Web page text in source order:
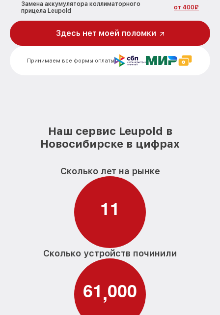
Замена аккумулятора коллиматорного
прицела Leupold
от 400₽
Замена USB порта коллиматорного
прицела Leupold
Ремонт встроенного дальномера и
других устройств коллиматорного
от 550₽
Принимаем все формы оплаты
Здесь нет моей поломки
Наш сервис Leupold в
Новосибирске в цифрах
Сколько лет на рынке
11
Сколько устройств починили
61,000